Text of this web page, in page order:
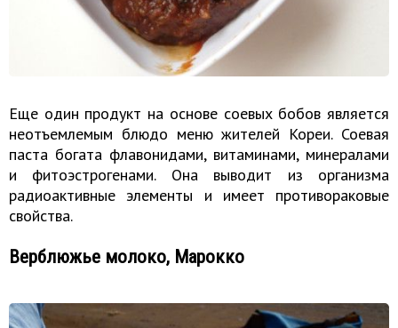
Еще один продукт на основе соевых бобов является
неотъемлемым блюдо меню жителей Кореи. Соевая
паста богата флавонидами, витаминами, минералами
и фитоэстрогенами. Она выводит из организма
радиоактивные элементы и имеет противораковые
свойства.
Верблюжье молоко, Марокко